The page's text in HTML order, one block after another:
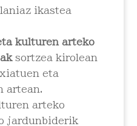
ikastea
kulturen arteko
sortzea kirolean
eta
artean.
arteko
jardunbiderik